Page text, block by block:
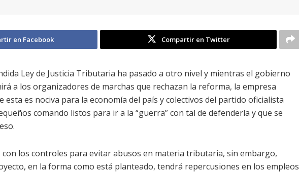
en Facebook Compartir en Twitter
Ley de Justicia Tributaria ha pasado a otro nivel y mientras el gobierno
a los organizadores de marchas que rechazan la reforma, la empresa
esta es nociva para la economía del país y colectivos del partido oficialista
comando listos para ir a la “guerra” con tal de defenderla y que se
con los controles para evitar abusos en materia tributaria, sin embargo,
en la forma como está planteado, tendrá repercusiones en los empleos